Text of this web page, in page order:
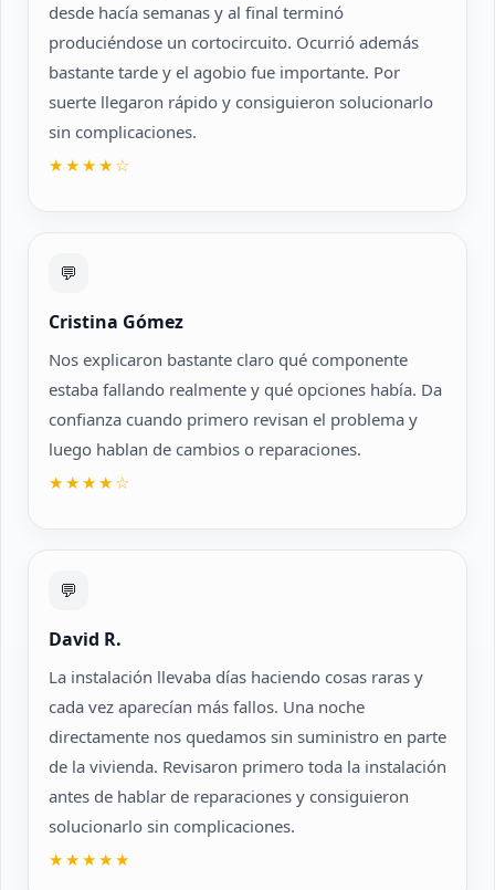
desde hacía semanas y al final terminó
produciéndose un cortocircuito. Ocurrió además
bastante tarde y el agobio fue importante. Por
suerte llegaron rápido y consiguieron solucionarlo
sin complicaciones.
★★★★☆
💬
Cristina Gómez
Nos explicaron bastante claro qué componente
estaba fallando realmente y qué opciones había. Da
confianza cuando primero revisan el problema y
luego hablan de cambios o reparaciones.
★★★★☆
💬
David R.
La instalación llevaba días haciendo cosas raras y
cada vez aparecían más fallos. Una noche
directamente nos quedamos sin suministro en parte
de la vivienda. Revisaron primero toda la instalación
antes de hablar de reparaciones y consiguieron
solucionarlo sin complicaciones.
★★★★★